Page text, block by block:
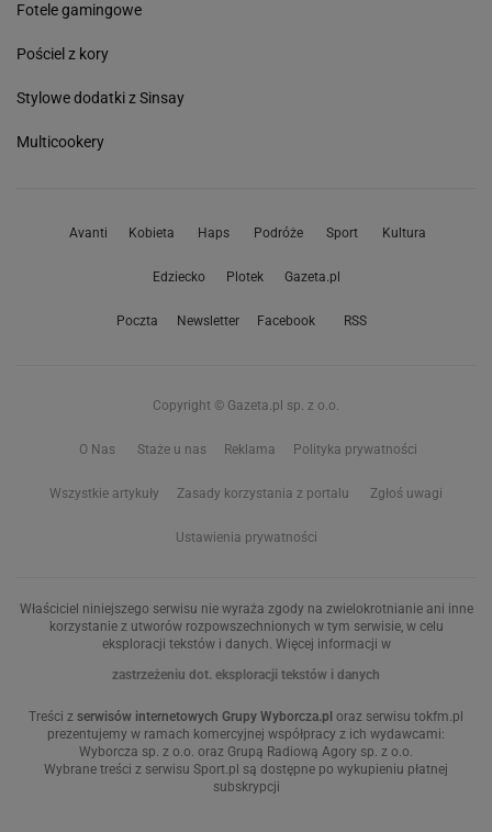
Fotele gamingowe
Pościel z kory
Stylowe dodatki z Sinsay
Multicookery
Avanti Kobieta Haps Podróże Sport Kultura
Edziecko Plotek Gazeta.pl
Poczta Newsletter Facebook RSS
Copyright © Gazeta.pl sp. z o.o.
O Nas Staże u nas Reklama Polityka prywatności
Wszystkie artykuły Zasady korzystania z portalu Zgłoś uwagi
Ustawienia prywatności
Właściciel niniejszego serwisu nie wyraża zgody na zwielokrotnianie ani inne
korzystanie z utworów rozpowszechnionych w tym serwisie, w celu
eksploracji tekstów i danych. Więcej informacji w
zastrzeżeniu dot. eksploracji tekstów i danych
Treści z serwisów internetowych Grupy Wyborcza.pl oraz serwisu tokfm.pl
prezentujemy w ramach komercyjnej współpracy z ich wydawcami:
Wyborcza sp. z o.o. oraz Grupą Radiową Agory sp. z o.o.
Wybrane treści z serwisu Sport.pl są dostępne po wykupieniu płatnej
subskrypcji